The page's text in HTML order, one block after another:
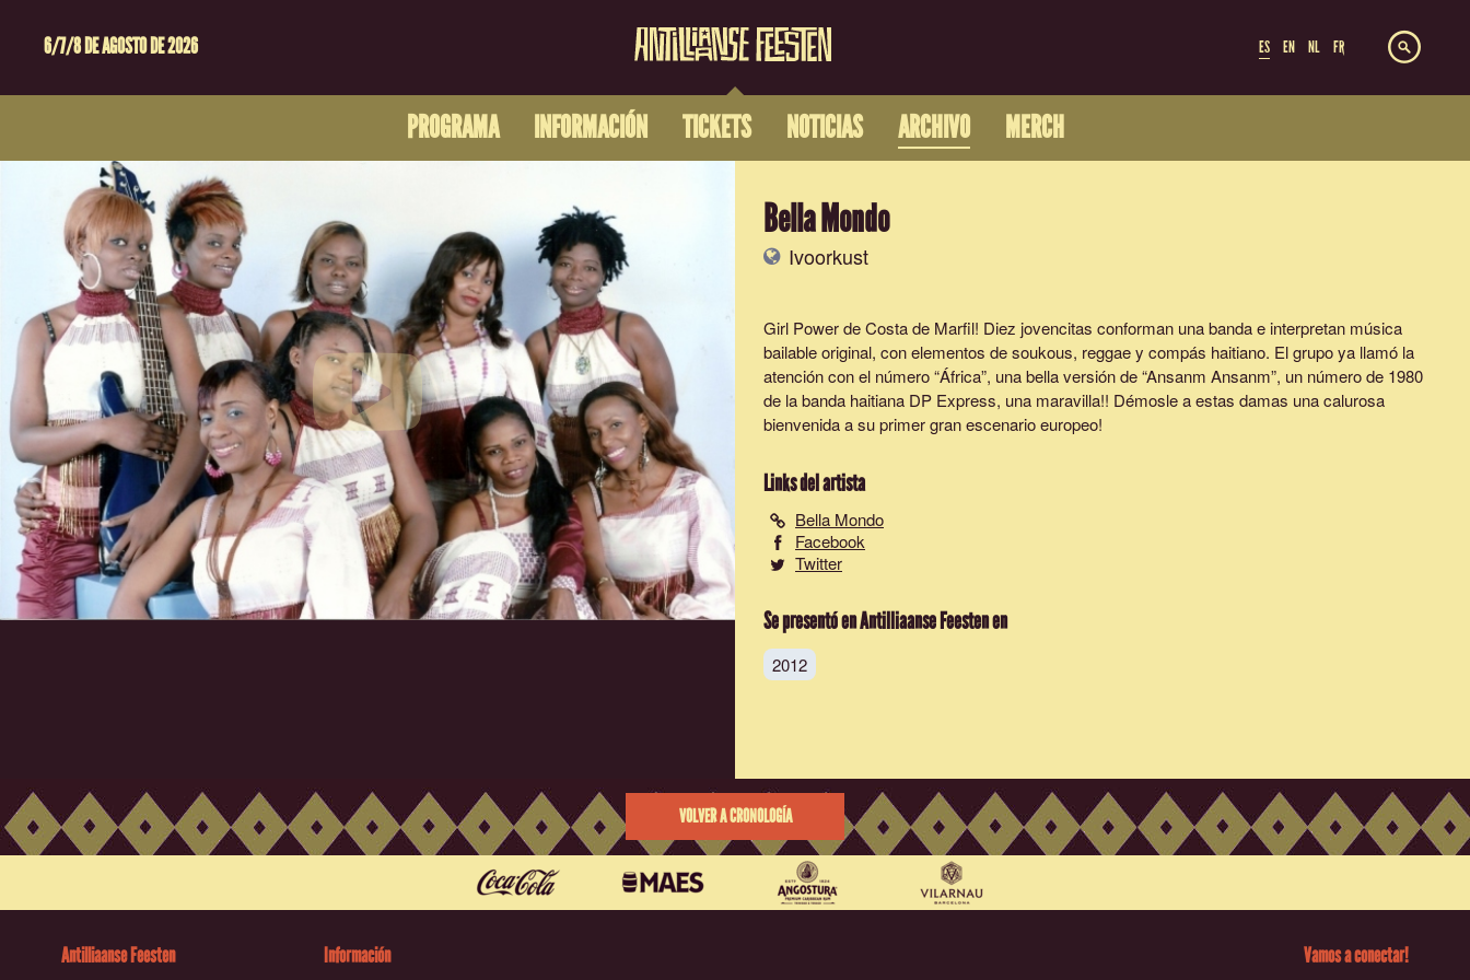
6/7/8 DE AGOSTO DE 2026 ES EN NL FR
PROGRAMA INFORMACIÓN TICKETS NOTICIAS ARCHIVO MERCH
Bella Mondo
Ivoorkust
Girl Power de Costa de Marfil! Diez jovencitas conforman una banda e interpretan música
bailable original, con elementos de soukous, reggae y compás haitiano. El grupo ya llamó la
atención con el número “África”, una bella versión de “Ansanm Ansanm”, un número de 1980
de la banda haitiana DP Express, una maravilla!! Démosle a estas damas una calurosa
bienvenida a su primer gran escenario europeo!
Links del artista
Bella Mondo
Facebook
Twitter
Se presentó en Antilliaanse Feesten en
2012
VOLVER A CRONOLOGÍA
Antilliaanse Feesten Información Vamos a conectar!